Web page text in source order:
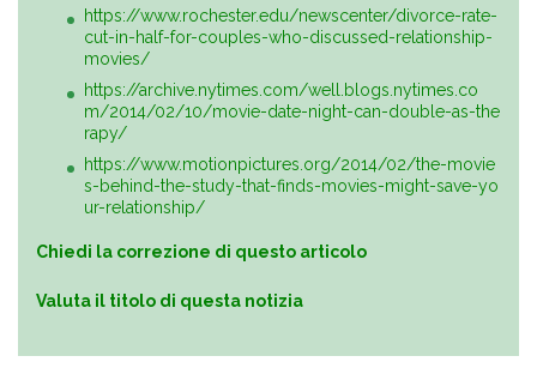
https://www.rochester.edu/newscenter/divorce-rate-
cut-in-half-for-couples-who-discussed-relationship-
movies/
https://archive.nytimes.com/well.blogs.nytimes.co
m/2014/02/10/movie-date-night-can-double-as-the
rapy/
https://www.motionpictures.org/2014/02/the-movie
s-behind-the-study-that-finds-movies-might-save-yo
ur-relationship/
Chiedi la correzione di questo articolo
Valuta il titolo di questa notizia